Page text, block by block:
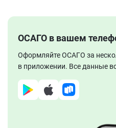
ОСАГО в вашем
Оформляйте ОСАГО за
в приложении. Все данные